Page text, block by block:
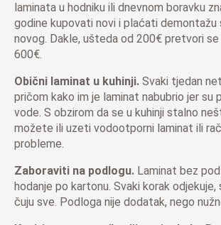
laminata u hodniku ili dnevnom boravku
godine kupovati novi i plaćati demontažu
novog. Dakle, ušteda od 200€ pretvori
600€.
Obični laminat u kuhinji. Svaki tjedan
pričom kako im je laminat nabubrio jer su
vode. S obzirom da se u kuhinji stalno
možete ili uzeti vodootporni laminat ili
probleme.
Zaboraviti na podlogu. Laminat bez
hodanje po kartonu. Svaki korak odjekuje,
čuju sve. Podloga nije dodatak, nego